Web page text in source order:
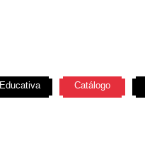
Educativa Catálogo